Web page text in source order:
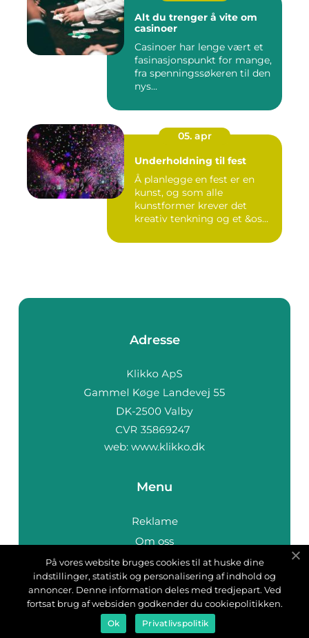
Alt du trenger å vite om
casinoer
Casinoer har lenge vært et
fasinasjonspunkt for mange,
fra spenningssøkeren til den
nys...
05. apr
Underholdning til fest
Å planlegge en fest er en
kunst, og som alle
kunstformer krever det
kreativ tenkning og et &os...
Adresse
web: www.klikko.dk
Menu
Reklame
Om oss
Cookies
Kontakt Oss
Sitemap
På vores website bruges cookies til at huske dine
indstillinger, statistik og personalisering af indhold og
annoncer. Denne information deles med tredjepart. Ved
fortsat brug af websiden godkender du cookiepolitikken.
Ok Privatlivspolitik